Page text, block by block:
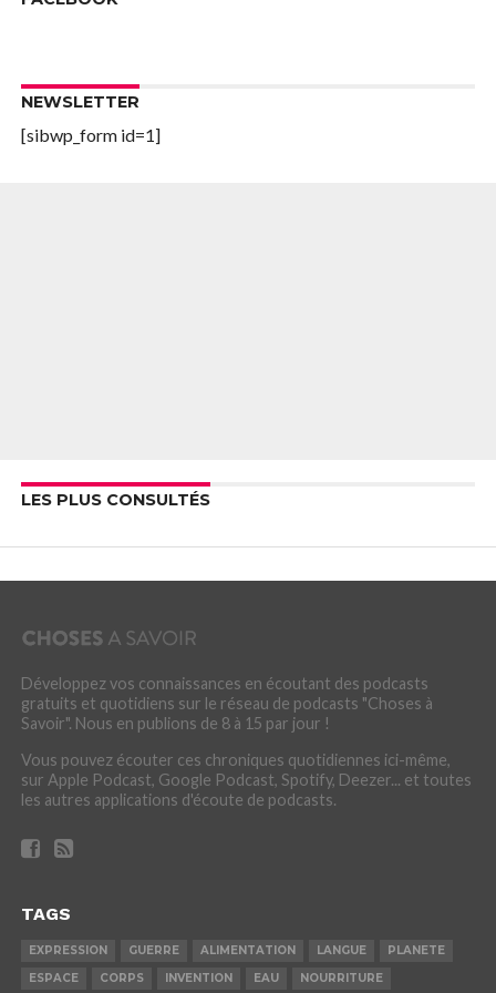
NEWSLETTER
[sibwp_form id=1]
LES PLUS CONSULTÉS
Développez vos connaissances en écoutant des podcasts
gratuits et quotidiens sur le réseau de podcasts "Choses à
Savoir". Nous en publions de 8 à 15 par jour !
Vous pouvez écouter ces chroniques quotidiennes ici-même,
sur Apple Podcast, Google Podcast, Spotify, Deezer... et toutes
les autres applications d'écoute de podcasts.
TAGS
EXPRESSION GUERRE ALIMENTATION LANGUE
PLANETE
ESPACE
CORPS INVENTION EAU NOURRITURE